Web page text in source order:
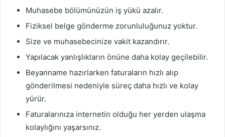
Muhasebe bölümünüzün iş yükü azalır.
Fiziksel belge gönderme zorunluluğunuz yoktur.
Size ve muhasebecinize vakit kazandırır.
Yapılacak yanlışlıkların önüne daha kolay geçilebilir.
Beyanname hazırlarken faturaların hızlı alıp
gönderilmesi nedeniyle süreç daha hızlı ve kolay
yürür.
Faturalarınıza internetin olduğu her yerden ulaşma
kolaylığını yaşarsınız.